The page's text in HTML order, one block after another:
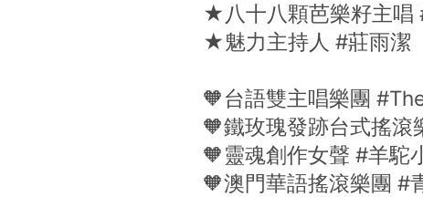
★八十八顆芭樂籽主唱
★魅力主持人 #莊雨潔
🧡台語雙主唱樂團
🧡鐵玫瑰發跡台式搖滾
🧡靈魂創作女聲 #羊駝
🧡澳門華語搖滾樂團 #